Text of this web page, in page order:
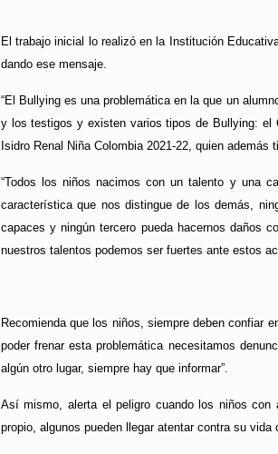
El trabajo inicial lo realizó en la Institución
dando ese mensaje.
“El Bullying es una problemática en la que un
y los testigos y existen varios tipos de Bullying: el
Isidro Renal Niña Colombia 2021-22, quien además
“Todos los niños nacimos con un talento y una
característica que nos distingue de los demás,
capaces y ningún tercero pueda hacernos daños
nuestros talentos podemos ser fuertes ante estos
Recomienda que los niños, siempre deben confiar
poder frenar esta problemática necesitamos
algún otro lugar, siempre hay que informar”.
Así mismo, alerta el peligro cuando los niños
propio, algunos pueden llegar atentar contra su